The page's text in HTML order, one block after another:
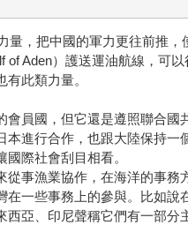
，把中國的軍力更往前推
Aden）護送運油航線，可
此類力量。
員國，但它還是遵照聯合
進行合作，也跟大陸保持
際社會刮目相看。
事漁業協作，在海洋的事
一些事務上的參與。比如說
亞、印尼聲稱它們有一部